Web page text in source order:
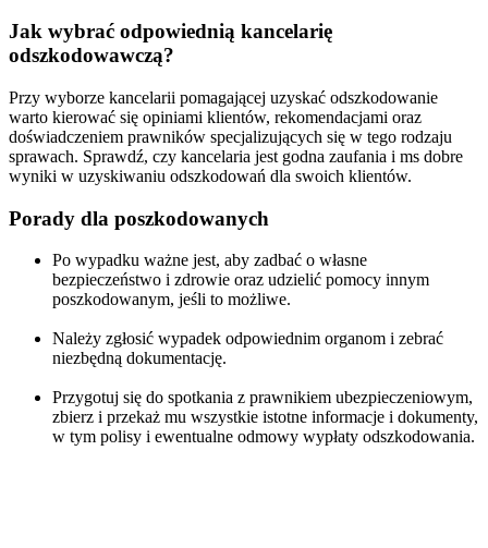
Jak wybrać odpowiednią kancelarię
odszkodowawczą?
Przy wyborze kancelarii pomagającej uzyskać odszkodowanie
warto kierować się opiniami klientów, rekomendacjami oraz
doświadczeniem prawników specjalizujących się w tego rodzaju
sprawach. Sprawdź, czy kancelaria jest godna zaufania i ms dobre
wyniki w uzyskiwaniu odszkodowań dla swoich klientów.
Porady dla poszkodowanych
Po wypadku ważne jest, aby zadbać o własne
bezpieczeństwo i zdrowie oraz udzielić pomocy innym
poszkodowanym, jeśli to możliwe.
Należy zgłosić wypadek odpowiednim organom i zebrać
niezbędną dokumentację.
Przygotuj się do spotkania z prawnikiem ubezpieczeniowym,
zbierz i przekaż mu wszystkie istotne informacje i dokumenty,
w tym polisy i ewentualne odmowy wypłaty odszkodowania.